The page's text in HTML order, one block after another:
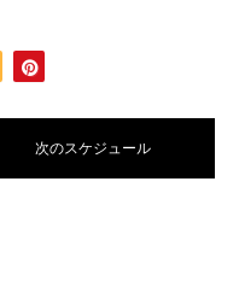
次のスケジュール